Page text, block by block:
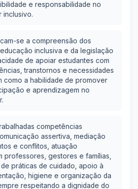
e responsabilidade no
inclusivo.
se a compreensão dos
inclusiva e da legislação
de apoiar estudantes com
transtornos e necessidades
como a habilidade de promover
e aprendizagem no
competências
assertiva, mediação
e conflitos, atuação
professores, gestores e famílias,
práticas de cuidado, apoio à
higiene e organização da
respeitando a dignidade do